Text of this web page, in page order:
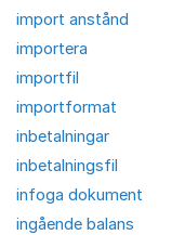
import anstånd
importera
importfil
importformat
inbetalningar
inbetalningsfil
infoga dokument
ingående balans